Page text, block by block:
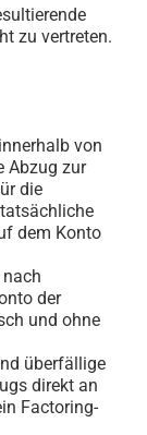
zu vertreten.
von
Abzug zur
die
dem Konto
der
und ohne
überfällige
direkt an
Factoring-